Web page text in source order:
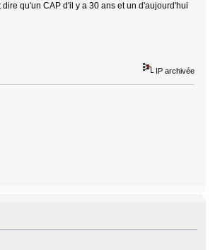
qu'un CAP d'il y a 30 ans et un d'aujourd'hui
IP archivée